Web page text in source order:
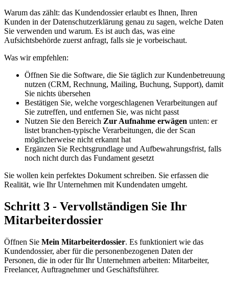
Warum das zählt: das Kundendossier erlaubt es Ihnen, Ihren
Kunden in der Datenschutzerklärung genau zu sagen, welche Daten
Sie verwenden und warum. Es ist auch das, was eine
Aufsichtsbehörde zuerst anfragt, falls sie je vorbeischaut.
Was wir empfehlen:
Öffnen Sie die Software, die Sie täglich zur Kundenbetreuung
nutzen (CRM, Rechnung, Mailing, Buchung, Support), damit
Sie nichts übersehen
Bestätigen Sie, welche vorgeschlagenen Verarbeitungen auf
Sie zutreffen, und entfernen Sie, was nicht passt
Nutzen Sie den Bereich Zur Aufnahme erwägen unten: er
listet branchen-typische Verarbeitungen, die der Scan
möglicherweise nicht erkannt hat
Ergänzen Sie Rechtsgrundlage und Aufbewahrungsfrist, falls
noch nicht durch das Fundament gesetzt
Sie wollen kein perfektes Dokument schreiben. Sie erfassen die
Realität, wie Ihr Unternehmen mit Kundendaten umgeht.
Schritt 3 - Vervollständigen Sie Ihr
Mitarbeiterdossier
Öffnen Sie Mein Mitarbeiterdossier. Es funktioniert wie das
Kundendossier, aber für die personenbezogenen Daten der
Personen, die in oder für Ihr Unternehmen arbeiten: Mitarbeiter,
Freelancer, Auftragnehmer und Geschäftsführer.